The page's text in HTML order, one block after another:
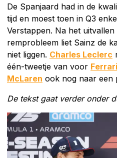
De Spanjaard had in de
tijd en moest toen in Q3
Verstappen. Na het
remprobleem liet Sainz de
niet liggen. Charles Leclerc
één-tweetje van voor Ferrari
McLaren ook nog naar een
De tekst gaat verder onder